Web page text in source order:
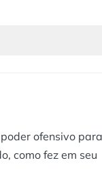
ofensivo para
como fez em seu